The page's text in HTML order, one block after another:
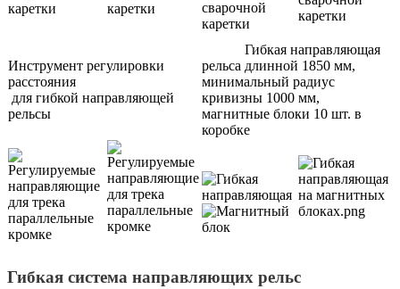
Инструмент регулировки
расстояния
для гибкой направляющей
рельсы
Гибкая направляющая
рельса длинной 1850 мм,
минимальный радиус
кривизны 1000 мм,
магнитные блоки 10 шт. в
коробке
Гибкая система направляющих рельс